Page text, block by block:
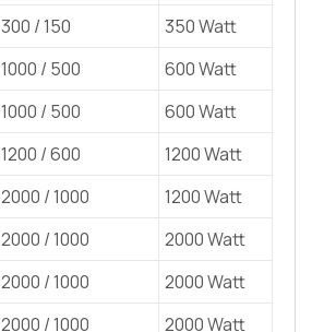
300 / 150
350 Watt
1000 / 500
600 Watt
1000 / 500
600 Watt
1200 / 600
1200 Watt
2000 / 1000
1200 Watt
2000 / 1000
2000 Watt
2000 / 1000
2000 Watt
2000 / 1000 2000 Watt